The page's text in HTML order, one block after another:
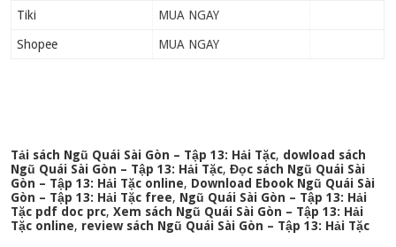
Tiki MUA NGAY
Shopee MUA NGAY
Tải sách Ngũ Quái Sài Gòn – Tập 13: Hải Tặc, dowload sách
Ngũ Quái Sài Gòn – Tập 13: Hải Tặc,Đọc sách Ngũ Quái Sài
Gòn – Tập 13: Hải Tặc online, Download Ebook Ngũ Quái Sài
Gòn – Tập 13: Hải Tặc free, Ngũ Quái Sài Gòn – Tập 13: Hải
Tặc pdf doc prc,Xem sách Ngũ Quái Sài Gòn – Tập 13: Hải
Tặc online, review sách Ngũ Quái Sài Gòn – Tập 13: Hải Tặc